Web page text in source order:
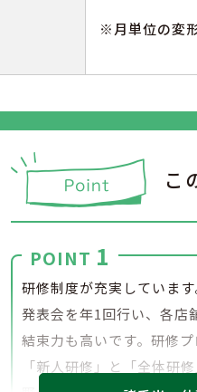
※月単位の変
こ
POINT 1
研修制度が充実していま
発表会を年1回行い、各店
結束力も高いです。研修
「新人研修」と「全体研